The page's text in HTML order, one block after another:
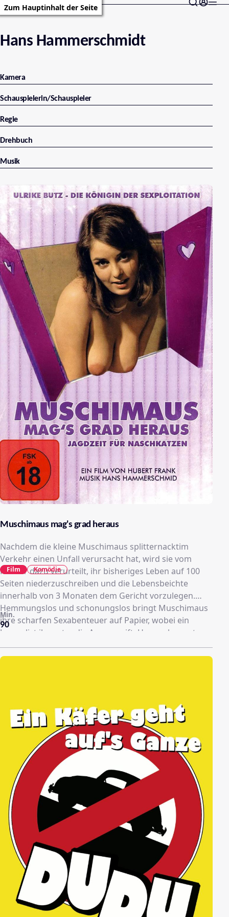
Zum Hauptinhalt der Seite
Hans Hammerschmidt
Kamera
Schauspielerin/Schauspieler
Regie
Drehbuch
Musik
Muschimaus mag's grad heraus
Nachdem die kleine Muschimaus splitternacktim
Verkehr einen Unfall verursacht hat, wird sie vom
Richter dazu verurteilt, ihr bisheriges Leben auf 100
Seiten niederzuschreiben und die Lebensbeichte
innerhalb von 3 Monaten dem Gericht vorzulegen.
Hemmungslos und schonungslos bringt Muschimaus
ihre scharfen Sexabenteuer auf Papier, wobei ein
Journalist ihr unter die Arme greift. Heraus kommt am
Ende natürlich ein Bestseller - und Muschimaus landet
im... aber schau'n Sie selbst...!
90
Min.
Film Komödie